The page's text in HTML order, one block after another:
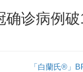
确诊病例
「白蘭氏®」